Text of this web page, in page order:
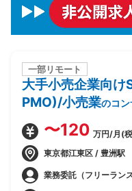
一部リモート
大手小売企業向け
PMO)/小売業のコ
〜120 万円/月(
東京都江東区 / 豊洲駅
業務委託（フリーランス